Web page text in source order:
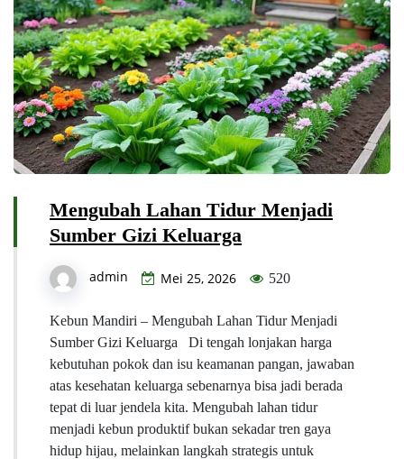
Mengubah Lahan Tidur Menjadi
Sumber Gizi Keluarga
admin Mei 25, 2026 520
Kebun Mandiri – Mengubah Lahan Tidur Menjadi
Sumber Gizi Keluarga Di tengah lonjakan harga
kebutuhan pokok dan isu keamanan pangan, jawaban
atas kesehatan keluarga sebenarnya bisa jadi berada
tepat di luar jendela kita. Mengubah lahan tidur
menjadi kebun produktif bukan sekadar tren gaya
hidup hijau, melainkan langkah strategis untuk